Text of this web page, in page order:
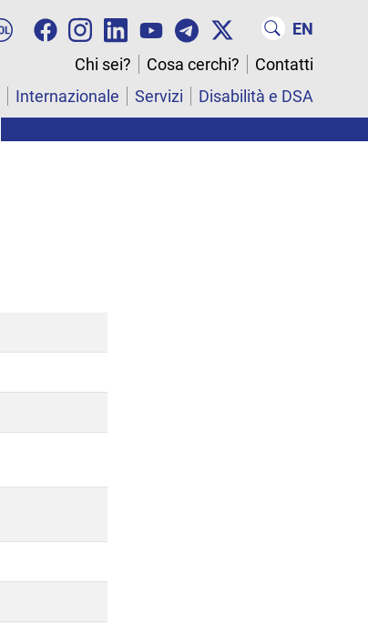
EN
Chi sei?
Cosa cerchi?
Contatti
Internazionale Servizi Disabilità e DSA